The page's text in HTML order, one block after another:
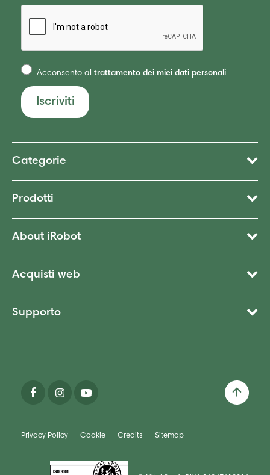
Acconsento altrattamento dei miei dati personali
Iscriviti
Categorie
Prodotti
About iRobot
Acquisti web
Supporto
Privacy Policy Cookie Credits Sitemap